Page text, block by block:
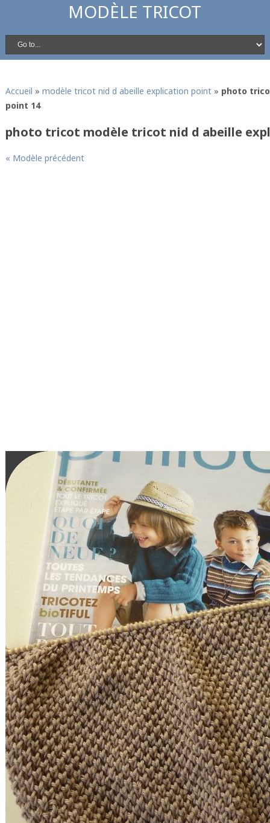
MODÈLE TRICOT
Accueil » modèle tricot nid d abeille explication point» photo
point 14
photo tricot modèle tricot nid d abeille
« Modèle précédent